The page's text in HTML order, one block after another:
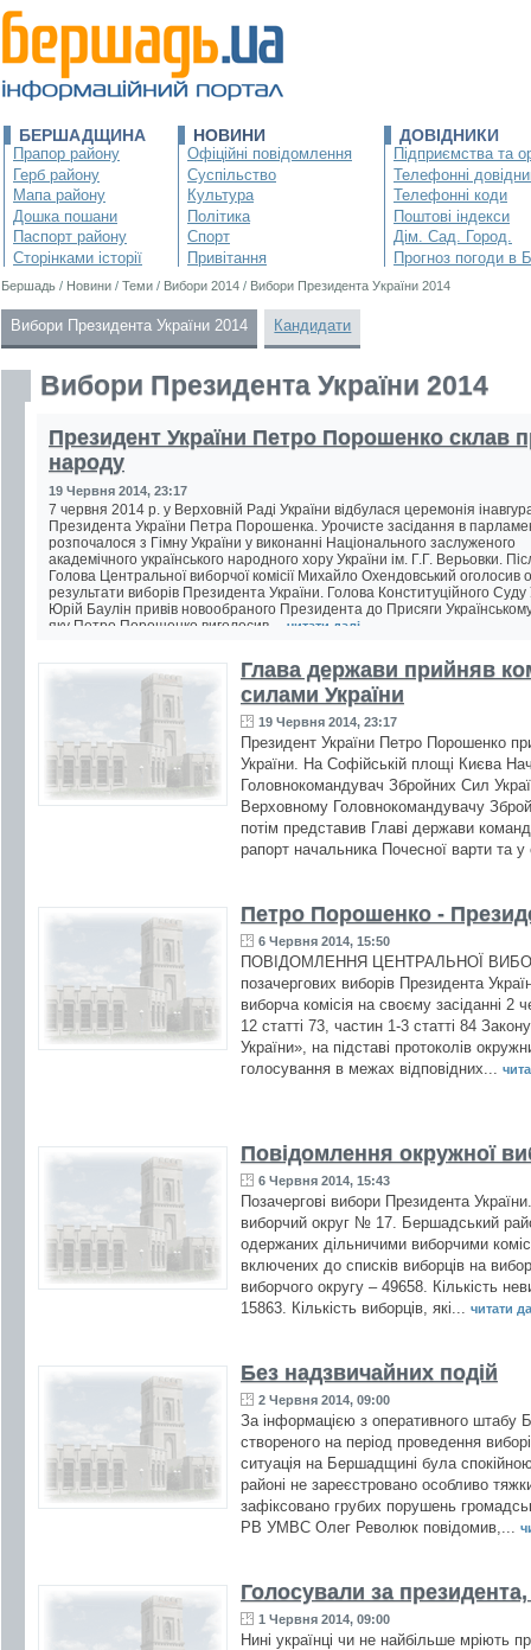
БЕРШАДЩИНА
Прапор району
Герб району
Мапа району
Дошка пошани
Паспорт району
Сторінками історії
НОВИНИ
Офіційні повідомлення
Суспільство
Культура
Політика
Спорт
Привітання
ДОВІДНИКИ
Підприємства та
Телефонні
Телефонні коди
Поштові індекси
Дім. Сад. Город.
Прогноз погоди в
Бершадь / Новини / Теми / Вибори 2014 / Вибори Президента України 2014
Вибори Президента України 2014 Кандидати
Вибори Президента України 2014
Президент України Петро Порошенко склав
народу
19 Червня 2014, 23:17
7 червня 2014 р. у Верховній Раді України відбулася церемонія
Президента України Петра Порошенка. Урочисте засідання в
розпочалося з Гімну України у виконанні Національного заслуженого
академічного українського народного хору України ім. Г.Г. Верьовки.
Голова Центральної виборчої комісії Михайло Охендовський оголосив
результати виборів Президента України. Голова Конституційного Суду
Юрій Баулін привів новообраного Президента до Присяги
яку Петро Порошенко виголосив,... читати далі ...
Глава держави прийняв
силами України
19 Червня 2014, 23:17
Президент України Петро Порошенко
України. На Софійській площі Києва
Головнокомандувач Збройних Сил
Верховному Головнокомандувачу
потім представив Главі держави
рапорт начальника Почесної варти та
Петро Порошенко -
6 Червня 2014, 15:50
ПОВІДОМЛЕННЯ ЦЕНТРАЛЬНОЇ
позачергових виборів Президента
виборча комісія на своєму засіданні 2
12 статті 73, частин 1-3 статті 84
України», на підставі протоколів
голосування в межах відповідних...
Повідомлення окружної
6 Червня 2014, 15:43
Позачергові вибори Президента
виборчий округ № 17. Бершадський
одержаних дільничими виборчими
включених до списків виборців на
виборчого округу – 49658. Кількість
15863. Кількість виборців, які...
читати
Без надзвичайних подій
2 Червня 2014, 09:00
За інформацією з оперативного штабу
створеного на період проведення
ситуація на Бершадщині була
районі не зареєстровано особливо
зафіксовано грубих порушень
РВ УМВС Олег Революк повідомив,...
Голосували за
1 Червня 2014, 09:00
Нині українці чи не найбільше мріють